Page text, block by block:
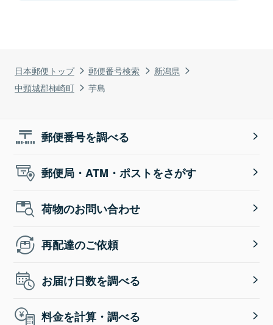
日本郵便トップ 郵便番号検索
新潟県
中頸城郡柿崎町
芋島
郵便番号を調べる
郵便局・ATM・ポストをさがす
荷物のお問い合わせ
再配達のご依頼
お届け日数を調べる
料金を計算・調べる